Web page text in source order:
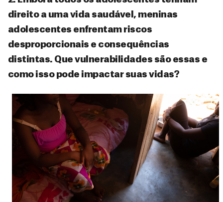
direito a uma vida saudável, meninas
adolescentes enfrentam riscos
desproporcionais e consequências
distintas. Que vulnerabilidades são essas e
como isso pode impactar suas vidas?